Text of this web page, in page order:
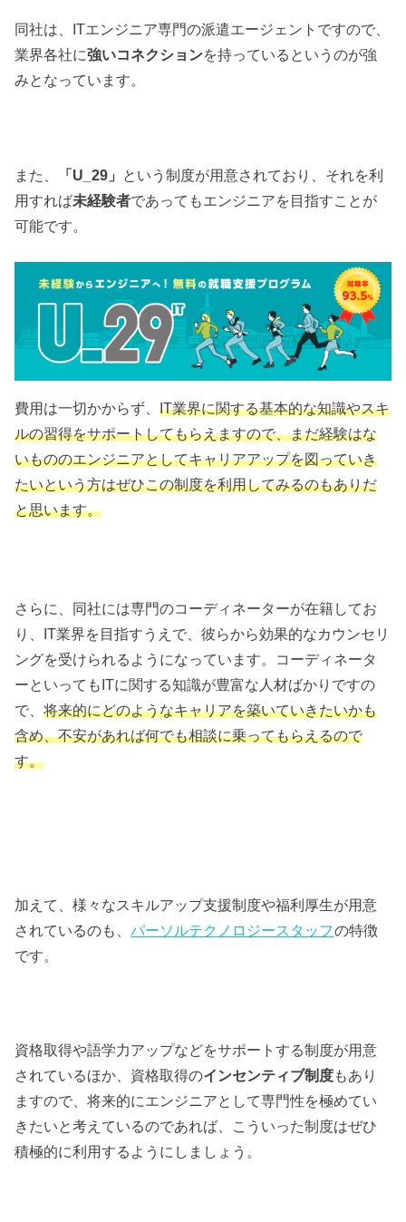
同社は、ITエンジニア専門の派遣エージェントですので、
業界各社に強いコネクションを持っているというのが強
みとなっています。
また、 「U_29」 という制度が用意されており、それを利
用すれば未経験者であってもエンジニアを目指すことが
可能です。
費用は一切かからず、IT業界に関する基本的な知識やスキ
ルの習得をサポートしてもらえますので、まだ経験はな
いもののエンジニアとしてキャリアアップを図っていき
たいという方はぜひこの制度を利用してみるのもありだ
と思います。
さらに、同社には専門のコーディネーターが在籍してお
り、IT業界を目指すうえで、彼らから効果的なカウンセリ
ングを受けられるようになっています。コーディネータ
ーといってもITに関する知識が豊富な人材ばかりですの
で、将来的にどのようなキャリアを築いていきたいかも
含め、不安があれば何でも相談に乗ってもらえるので
す。
加えて、様々なスキルアップ支援制度や福利厚生が用意
されているのも、パーソルテクノロジースタッフの特徴
です。
資格取得や語学力アップなどをサポートする制度が用意
されているほか、資格取得のインセンティブ制度もあり
ますので、将来的にエンジニアとして専門性を極めてい
きたいと考えているのであれば、こういった制度はぜひ
積極的に利用するようにしましょう。